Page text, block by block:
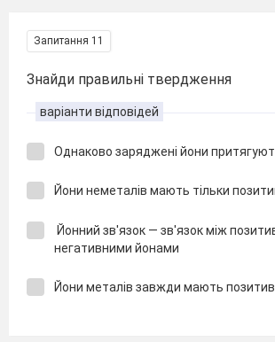
Запитання 11
Знайди правильні твердження
варіанти відповідей
Однаково заряджені йони
Йони неметалів мають тільки
Йонний зв'язок — зв'язок між
негативними йонами
Йони металів завжди мають